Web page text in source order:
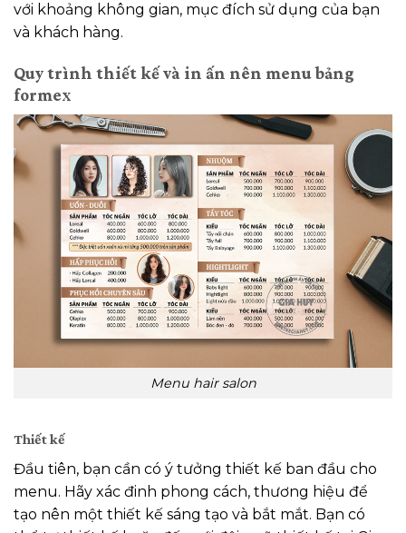
với khoảng không gian, mục đích sử dụng của bạn
và khách hàng.
Quy trình thiết kế và in ấn nên menu bảng
formex
Menu hair salon
Thiết kế
Đầu tiên, bạn cần có ý tưởng thiết kế ban đầu cho
menu. Hãy xác đinh phong cách, thương hiệu để
tạo nên một thiết kế sáng tạo và bắt mắt. Bạn có